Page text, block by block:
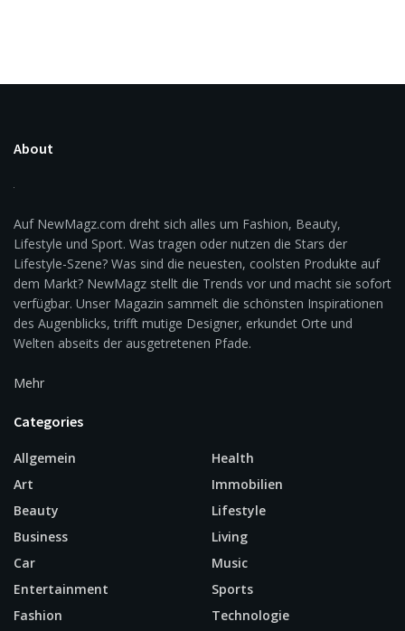
About
Auf NewMagz.com dreht sich alles um Fashion, Beauty,
Lifestyle und Sport. Was tragen oder nutzen die Stars der
Lifestyle-Szene? Was sind die neuesten, coolsten Produkte auf
dem Markt? NewMagz stellt die Trends vor und macht sie sofort
verfügbar. Unser Magazin sammelt die schönsten Inspirationen
des Augenblicks, trifft mutige Designer, erkundet Orte und
Welten abseits der ausgetretenen Pfade.
Mehr
Categories
Allgemein
Art
Beauty
Business
Car
Entertainment
Fashion
Health
Immobilien
Lifestyle
Living
Music
Sports
Technologie